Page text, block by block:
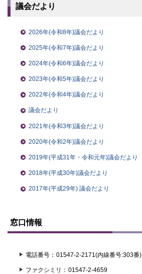
議会だより
2026年(令和8年)議会だより
2025年(令和7年)議会だより
2024年(令和6年)議会だより
2023年(令和5年)議会だより
2022年(令和4年)議会だより
議会だより
2021年(令和3年)議会だより
2020年(令和2年)議会だより
2019年(平成31年・令和元年)議会だより
2018年(平成30年)議会だより
2017年(平成29年) 議会だより
ッ
プ
窓口情報
電話番号 01547-2-2171(内線番号:303番)
ファクシミリ 01547-2-4659